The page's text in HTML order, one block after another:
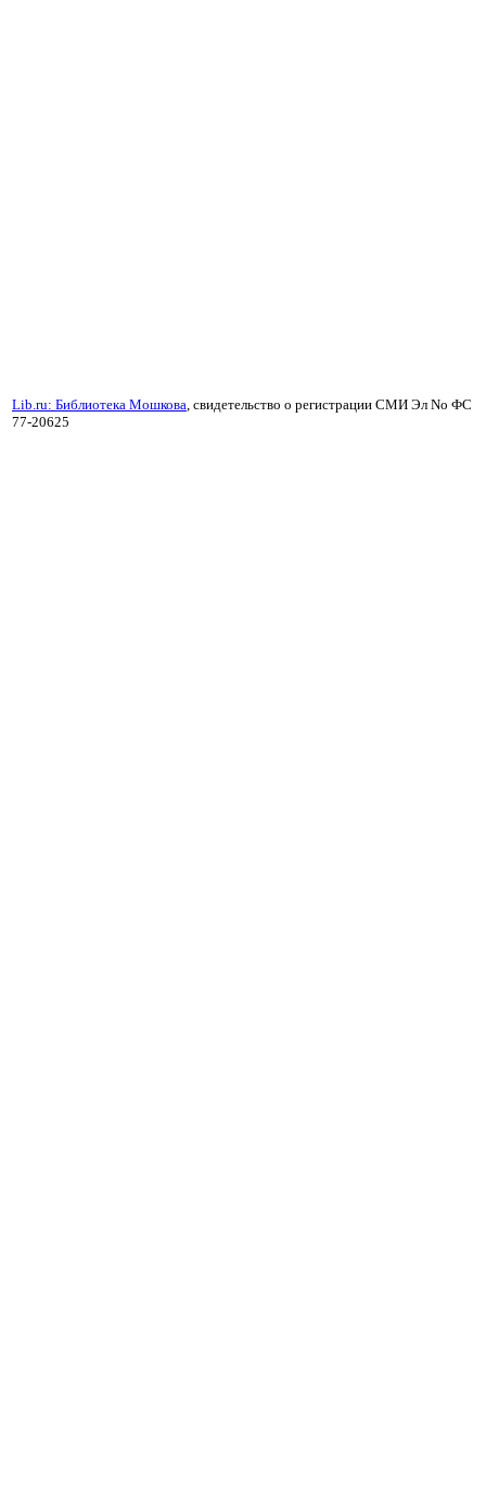
Lib.ru: Библиотека Мошкова , свидетельство о регистрации СМИ Эл No ФС
77-20625